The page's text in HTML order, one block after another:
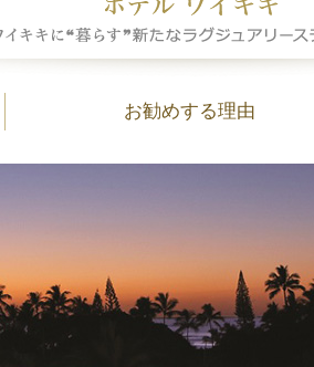
お勧めする理由